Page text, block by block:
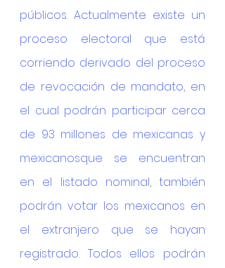
públicos. Actualmente existe un
proceso electoral que está
corriendo derivado del proceso
de revocación de mandato, en
el cual podrán participar cerca
de 93 millones de mexicanas y
mexicanosque se encuentran
en el listado nominal, también
podrán votar los mexicanos en
el extranjero que se hayan
registrado. Todos ellos podrán